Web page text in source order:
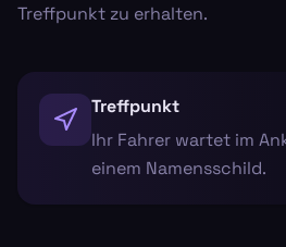
Treffpunkt zu erhalten.
Treffpunkt
Ihr Fahrer wartet im
einem Namensschild.